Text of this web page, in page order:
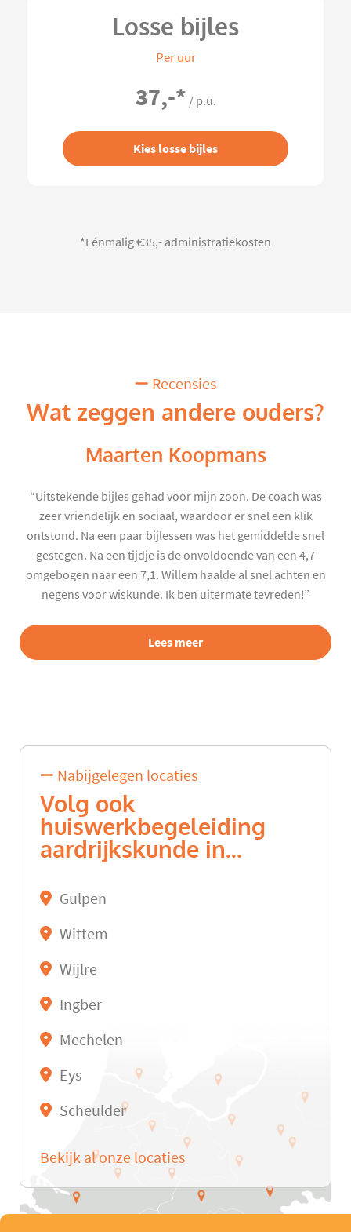
Losse bijles
Per uur
37,-* / p.u.
Kies losse bijles
*Eénmalig €35,- administratiekosten
Recensies
Wat zeggen andere ouders?
Maarten Koopmans
“Uitstekende bijles gehad voor mijn zoon. De coach was
zeer vriendelijk en sociaal, waardoor er snel een klik
ontstond. Na een paar bijlessen was het gemiddelde snel
gestegen. Na een tijdje is de onvoldoende van een 4,7
omgebogen naar een 7,1. Willem haalde al snel achten en
negens voor wiskunde. Ik ben uitermate tevreden!”
Lees meer
Nabijgelegen locaties
Volg ook
huiswerkbegeleiding
aardrijkskunde in...
Gulpen
Wittem
Wijlre
Ingber
Mechelen
Eys
Scheulder
Bekijk al onze locaties